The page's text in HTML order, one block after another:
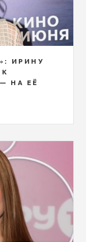
ИРИНУ
НА ЕЁ